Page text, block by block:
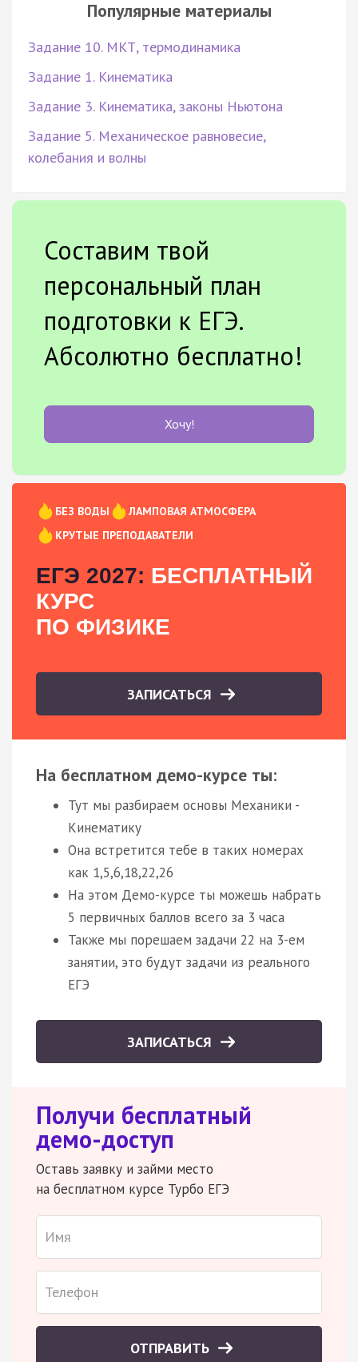
Популярные материалы
Задание 10. МКТ, термодинамика
Задание 1. Кинематика
Задание 3. Кинематика, законы Ньютона
Задание 5. Механическое равновесие,
колебания и волны
Составим твой
персональный план
подготовки к ЕГЭ.
Абсолютно бесплатно!
Хочу!
БЕЗ ВОДЫ
ЛАМПОВАЯ АТМОСФЕРА
КРУТЫЕ ПРЕПОДАВАТЕЛИ
ЕГЭ 2027: БЕСПЛАТНЫЙ
КУРС
ПО ФИЗИКЕ
ЗАПИСАТЬСЯ
На бесплатном демо-курсе ты:
Тут мы разбираем основы Механики -
Кинематику
Она встретится тебе в таких номерах
как 1,5,6,18,22,26
На этом Демо-курсе ты можешь набрать
5 первичных баллов всего за 3 часа
Также мы порешаем задачи 22 на 3-ем
занятии, это будут задачи из реального
ЕГЭ
ЗАПИСАТЬСЯ
Получи бесплатный
демо-доступ
Оставь заявку и займи место
на бесплатном курсе Турбо ЕГЭ
ОТПРАВИТЬ